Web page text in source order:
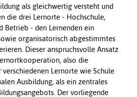
als gleichwertig versteht und
die drei Lernorte - Hochschule,
Betrieb - den Lernenden ein
organisatorisch abgestimmtes
Dieser anspruchsvolle Ansatz
also die
Lernorte wie Schule
Ausbildung, als ein zentrales
Der vorliegende